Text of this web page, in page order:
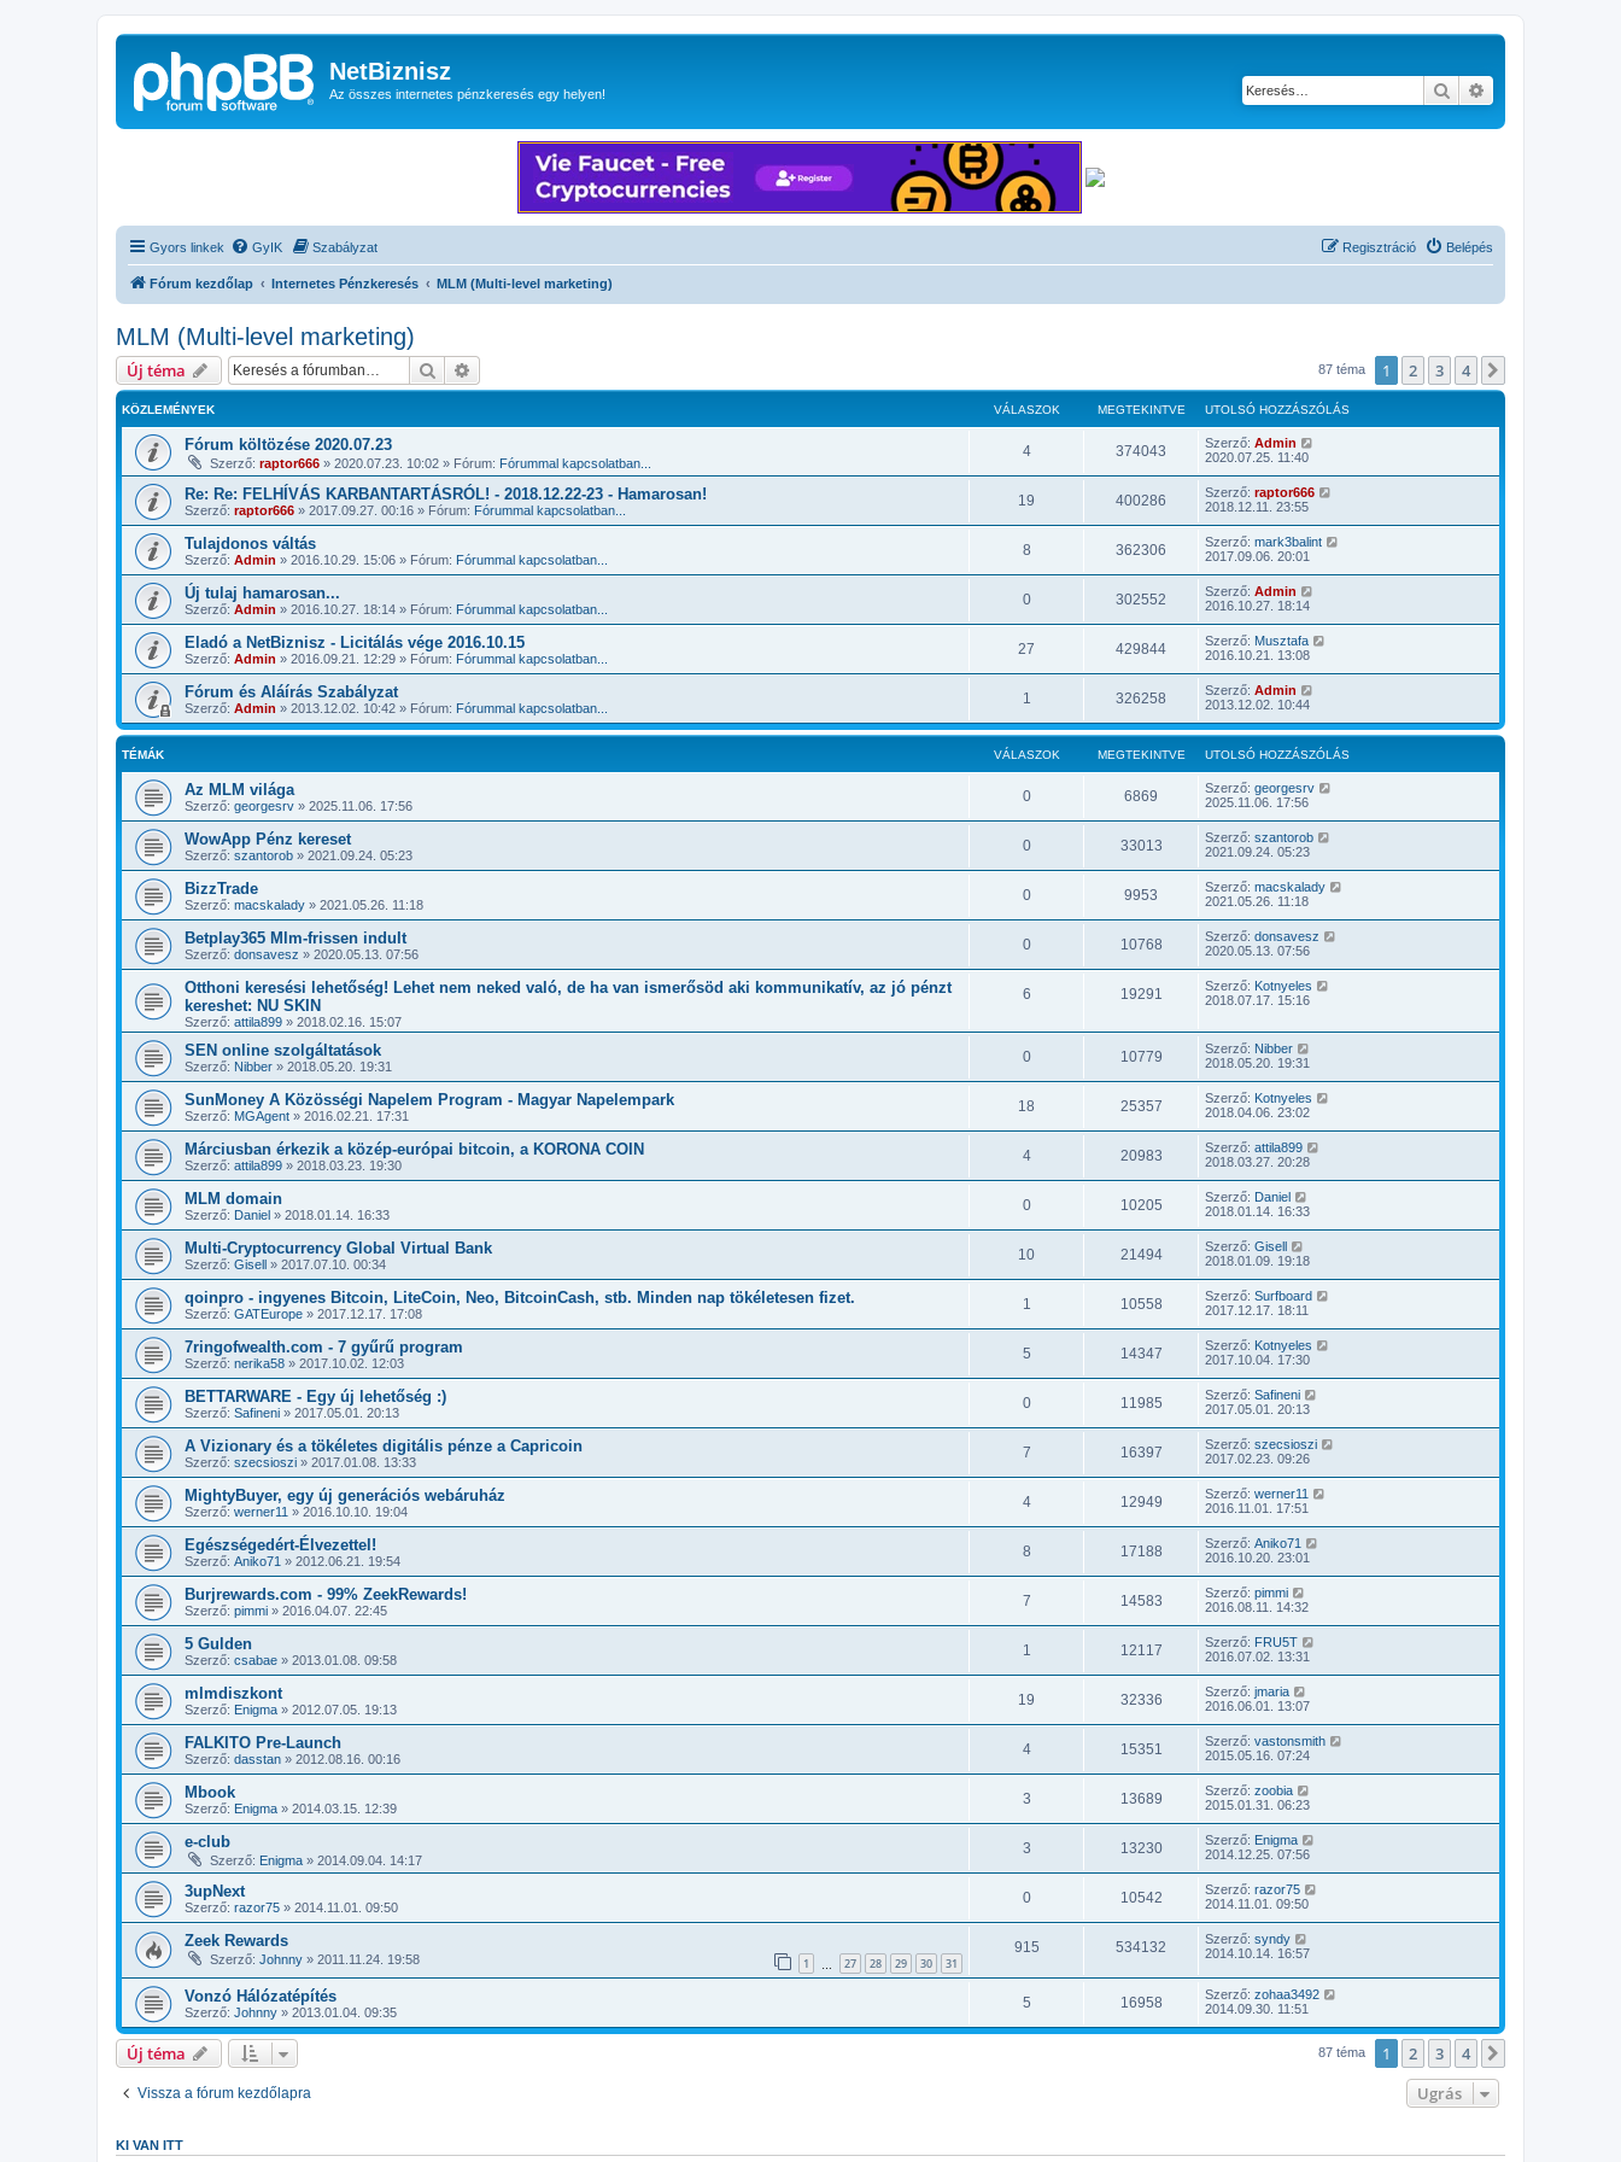
NetBiznisz
Az összes internetes pénzkeresés egy helyen! Keresés
Gyors linkek GyIK Szabályzat Belépés
Regisztráció
Fórum kezdőlap Internetes Pénzkeresés MLM (Multi-level marketing)
MLM (Multi-level marketing)
Új téma Keresés 87 téma 1 2 3 4
KÖZLEMÉNYEK VÁLASZOK MEGTEKINTVE UTOLSÓ HOZZÁSZÓLÁS
Fórum költözése 2020.07.23
Szerző: raptor666 » 2020.07.23. 10:02 » Fórum: Fórummal kapcsolatban...
4 374043 Szerző: Admin
2020.07.25. 11:40
Re: Re: FELHÍVÁS KARBANTARTÁSRÓL! - 2018.12.22-23 - Hamarosan!
Szerző: raptor666 » 2017.09.27. 00:16 » Fórum: Fórummal kapcsolatban...
19 400286 Szerző: raptor666
2018.12.11. 23:55
Tulajdonos váltás
Szerző: Admin » 2016.10.29. 15:06 » Fórum: Fórummal kapcsolatban...
8 362306 Szerző: mark3balint
2017.09.06. 20:01
Új tulaj hamarosan...
Szerző: Admin » 2016.10.27. 18:14 » Fórum: Fórummal kapcsolatban...
0 302552 Szerző: Admin
2016.10.27. 18:14
Eladó a NetBiznisz - Licitálás vége 2016.10.15
Szerző: Admin » 2016.09.21. 12:29 » Fórum: Fórummal kapcsolatban...
27 429844 Szerző: Musztafa
2016.10.21. 13:08
Fórum és Aláírás Szabályzat
Szerző: Admin » 2013.12.02. 10:42 » Fórum: Fórummal kapcsolatban...
1 326258 Szerző: Admin
2013.12.02. 10:44
TÉMÁK VÁLASZOK MEGTEKINTVE UTOLSÓ HOZZÁSZÓLÁS
Az MLM világa
Szerző: georgesrv » 2025.11.06. 17:56
0 6869 Szerző: georgesrv
2025.11.06. 17:56
WowApp Pénz kereset
Szerző: szantorob » 2021.09.24. 05:23
0 33013 Szerző: szantorob
2021.09.24. 05:23
BizzTrade
Szerző: macskalady » 2021.05.26. 11:18
0 9953 Szerző: macskalady
2021.05.26. 11:18
Betplay365 Mlm-frissen indult
Szerző: donsavesz » 2020.05.13. 07:56
0 10768 Szerző: donsavesz
2020.05.13. 07:56
Otthoni keresési lehetőség! Lehet nem neked való, de ha van ismerősöd aki kommunikatív, az jó pénzt
kereshet: NU SKIN
Szerző: attila899 » 2018.02.16. 15:07
6 19291 Szerző: Kotnyeles
2018.07.17. 15:16
SEN online szolgáltatások
Szerző: Nibber » 2018.05.20. 19:31
0 10779 Szerző: Nibber
2018.05.20. 19:31
SunMoney A Közösségi Napelem Program - Magyar Napelempark
Szerző: MGAgent » 2016.02.21. 17:31
18 25357 Szerző: Kotnyeles
2018.04.06. 23:02
Márciusban érkezik a közép-európai bitcoin, a KORONA COIN
Szerző: attila899 » 2018.03.23. 19:30
4 20983 Szerző: attila899
2018.03.27. 20:28
MLM domain
Szerző: Daniel » 2018.01.14. 16:33
0 10205 Szerző: Daniel
2018.01.14. 16:33
Multi-Cryptocurrency Global Virtual Bank
Szerző: Gisell » 2017.07.10. 00:34
10 21494 Szerző: Gisell
2018.01.09. 19:18
qoinpro - ingyenes Bitcoin, LiteCoin, Neo, BitcoinCash, stb. Minden nap tökéletesen fizet.
Szerző: GATEurope » 2017.12.17. 17:08
1 10558 Szerző: Surfboard
2017.12.17. 18:11
7ringofwealth.com - 7 gyűrű program
Szerző: nerika58 » 2017.10.02. 12:03
5 14347 Szerző: Kotnyeles
2017.10.04. 17:30
BETTARWARE - Egy új lehetőség :)
Szerző: Safineni » 2017.05.01. 20:13
0 11985 Szerző: Safineni
2017.05.01. 20:13
A Vizionary és a tökéletes digitális pénze a Capricoin
Szerző: szecsioszi » 2017.01.08. 13:33
7 16397 Szerző: szecsioszi
2017.02.23. 09:26
MightyBuyer, egy új generációs webáruház
Szerző: werner11 » 2016.10.10. 19:04
4 12949 Szerző: werner11
2016.11.01. 17:51
Egészségedért-Élvezettel!
Szerző: Aniko71 » 2012.06.21. 19:54
8 17188 Szerző: Aniko71
2016.10.20. 23:01
Burjrewards.com - 99% ZeekRewards!
Szerző: pimmi » 2016.04.07. 22:45
7 14583 Szerző: pimmi
2016.08.11. 14:32
5 Gulden
Szerző: csabae » 2013.01.08. 09:58
1 12117 Szerző: FRU5T
2016.07.02. 13:31
mlmdiszkont
Szerző: Enigma » 2012.07.05. 19:13
19 32336 Szerző: jmaria
2016.06.01. 13:07
FALKITO Pre-Launch
Szerző: dasstan » 2012.08.16. 00:16
4 15351 Szerző: vastonsmith
2015.05.16. 07:24
Mbook
Szerző: Enigma » 2014.03.15. 12:39
3 13689 Szerző: zoobia
2015.01.31. 06:23
e-club
Szerző: Enigma » 2014.09.04. 14:17
3 13230 Szerző: Enigma
2014.12.25. 07:56
3upNext
Szerző: razor75 » 2014.11.01. 09:50
0 10542 Szerző: razor75
2014.11.01. 09:50
Zeek Rewards
Szerző: Johnny » 2011.11.24. 19:58 1 27 28 29 30 31
915 534132 Szerző: syndy
2014.10.14. 16:57
Vonzó Hálózatépítés
Szerző: Johnny » 2013.01.04. 09:35
5 16958 Szerző: zohaa3492
2014.09.30. 11:51
Új téma 87 téma 1 2 3 4
Vissza a fórum kezdőlapra Ugrás
KI VAN ITT